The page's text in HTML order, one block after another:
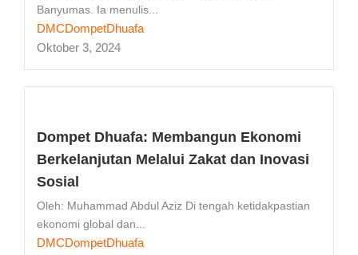
Banyumas. Ia menulis...
DMCDompetDhuafa
Oktober 3, 2024
Dompet Dhuafa: Membangun Ekonomi
Berkelanjutan Melalui Zakat dan Inovasi
Sosial
Oleh: Muhammad Abdul Aziz Di tengah ketidakpastian
ekonomi global dan...
DMCDompetDhuafa